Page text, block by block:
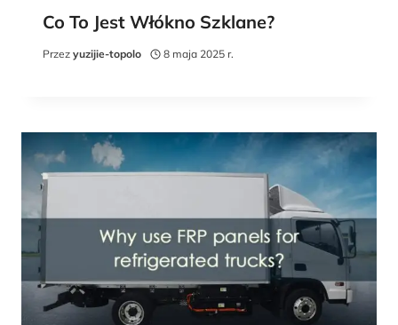
Co To Jest Włókno Szklane?
Przez yuzijie-topolo 8 maja 2025 r.